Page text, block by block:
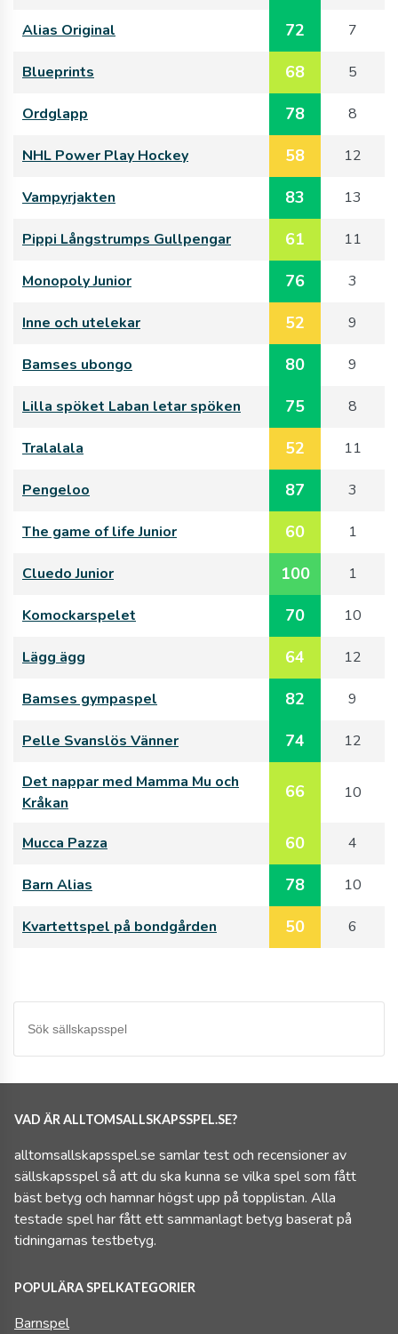
Alias Original 72 7
Blueprints 68 5
Ordglapp 78 8
NHL Power Play Hockey 58 12
Vampyrjakten 83 13
Pippi Långstrumps Gullpengar 61 11
Monopoly Junior 76 3
Inne och utelekar 52 9
Bamses ubongo 80 9
Lilla spöket Laban letar spöken 75 8
Tralalala 52 11
Pengeloo 87 3
The game of life Junior 60 1
Cluedo Junior 100 1
Komockarspelet 70 10
Lägg ägg 64 12
Bamses gympaspel 82 9
Pelle Svanslös Vänner 74 12
Det nappar med Mamma Mu och
Kråkan
66 10
Mucca Pazza 60 4
Barn Alias 78 10
Kvartettspel på bondgården 50 6
VAD ÄR ALLTOMSALLSKAPSSPEL.SE?
alltomsallskapsspel.se samlar test och recensioner av
sällskapsspel så att du ska kunna se vilka spel som fått
bäst betyg och hamnar högst upp på topplistan. Alla
testade spel har fått ett sammanlagt betyg baserat på
tidningarnas testbetyg.
POPULÄRA SPELKATEGORIER
Barnspel